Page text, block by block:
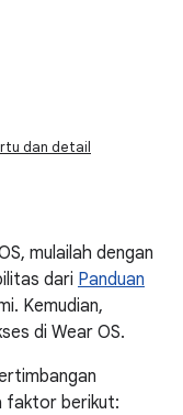
dan detail
mulailah dengan
dari Panduan
Kemudian,
di Wear OS.
faktor berikut: